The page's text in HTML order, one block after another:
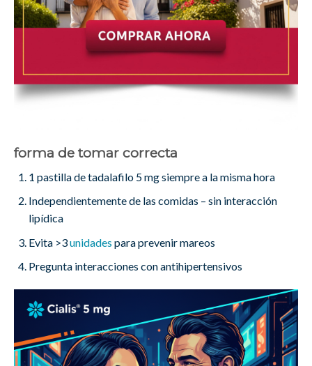
forma de tomar correcta
1 pastilla de tadalafilo 5 mg siempre a la misma hora
Independientemente de las comidas – sin interacción
lipídica
Evita >3unidades para prevenir mareos
Pregunta interacciones con antihipertensivos